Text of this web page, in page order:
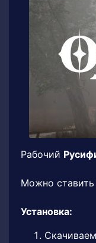
Рабочий
Можно
Установка: